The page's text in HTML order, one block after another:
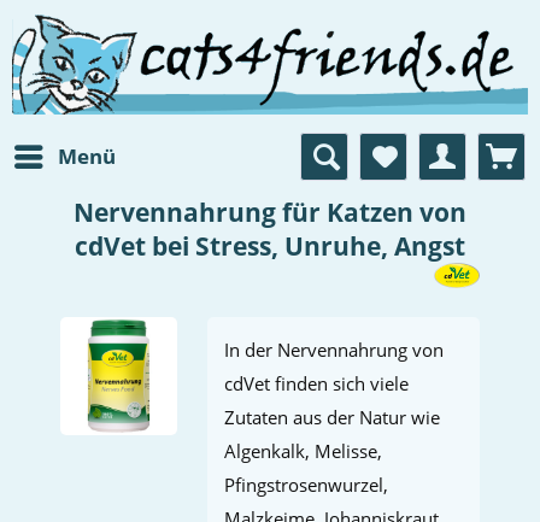
Menü
Nervennahrung für Katzen von
cdVet bei Stress, Unruhe, Angst
In der Nervennahrung von
cdVet finden sich viele
Zutaten aus der Natur wie
Algenkalk, Melisse,
Pfingstrosenwurzel,